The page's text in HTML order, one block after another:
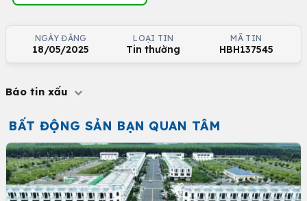
NGÀY ĐĂNG
18/05/2025
LOẠI TIN
Tin thường
MÃ TIN
HBH137545
Báo tin xấu
BẤT ĐỘNG SẢN BẠN QUAN TÂM